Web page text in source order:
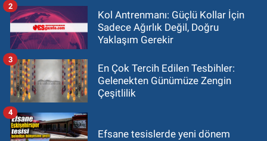
Kol Antrenmanı: Güçlü Kollar İçin
Sadece Ağırlık Değil, Doğru
Yaklaşım Gerekir
2
En Çok Tercih Edilen Tesbihler:
Gelenekten Günümüze Zengin
Çeşitlilik
3
Efsane tesislerde yeni dönem
4